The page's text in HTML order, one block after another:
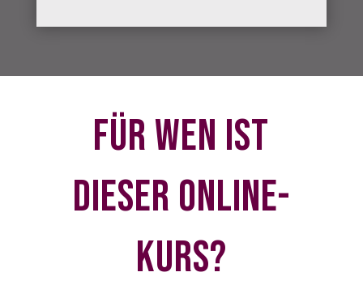
Für Wen ist
dieser Online-
Kurs?